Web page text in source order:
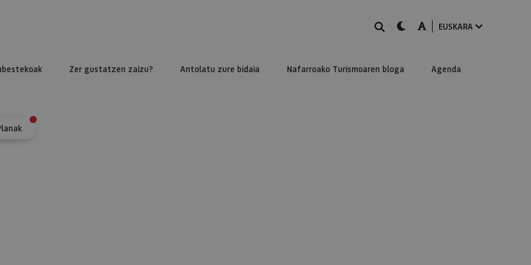
BILATUdark-mode
A-modeEUSKARA
Zer gustatzen zaizu? Antolatu zure bidaia Nafarroako Turismoaren bloga Agenda